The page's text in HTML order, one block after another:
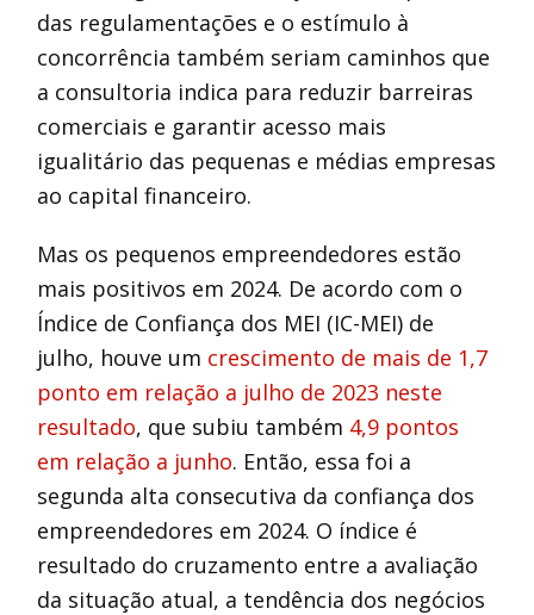
das regulamentações e o estímulo à
concorrência também seriam caminhos que
a consultoria indica para reduzir barreiras
comerciais e garantir acesso mais
igualitário das pequenas e médias empresas
ao capital financeiro.
Mas os pequenos empreendedores estão
mais positivos em 2024. De acordo com o
Índice de Confiança dos MEI (IC-MEI) de
julho, houve um crescimento de mais de 1,7
ponto em relação a julho de 2023 neste
resultado, que subiu também 4,9 pontos
em relação a junho. Então, essa foi a
segunda alta consecutiva da confiança dos
empreendedores em 2024. O índice é
resultado do cruzamento entre a avaliação
da situação atual, a tendência dos negócios